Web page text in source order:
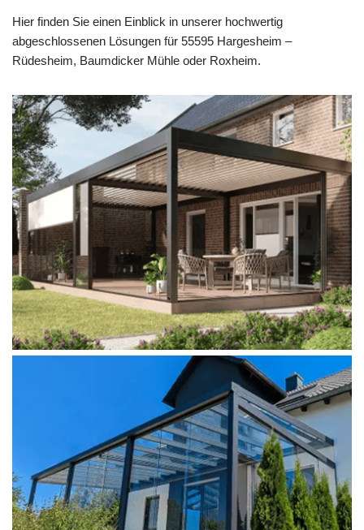
Hier finden Sie einen Einblick in unserer hochwertig
abgeschlossenen Lösungen für 55595 Hargesheim –
Rüdesheim, Baumdicker Mühle oder Roxheim.